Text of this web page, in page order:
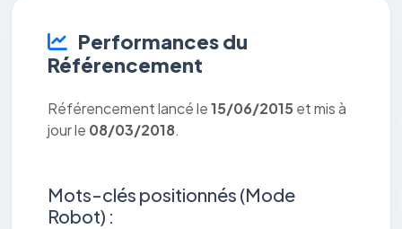
Performances du
Référencement
Référencement lancé le15/06/2015 et mis à
jour le 08/03/2018.
Mots-clés positionnés (Mode
Robot) :